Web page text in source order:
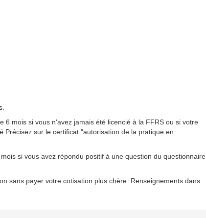
6 mois si vous n'avez jamais été licencié à la FFRS ou si votre
sur le certificat "autorisation de la pratique en
si vous avez répondu positif à une question du questionnaire
sans payer votre cotisation plus chère. Renseignements dans